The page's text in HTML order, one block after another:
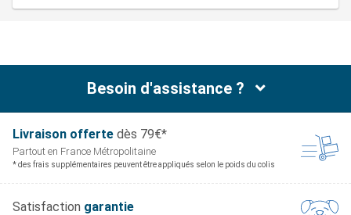
Besoin d'assistance ?
Livraison offerte dès 79€*
Partout en France Métropolitaine
* des frais supplémentaires peuvent être appliqués selon le poids du colis
Satisfaction garantie